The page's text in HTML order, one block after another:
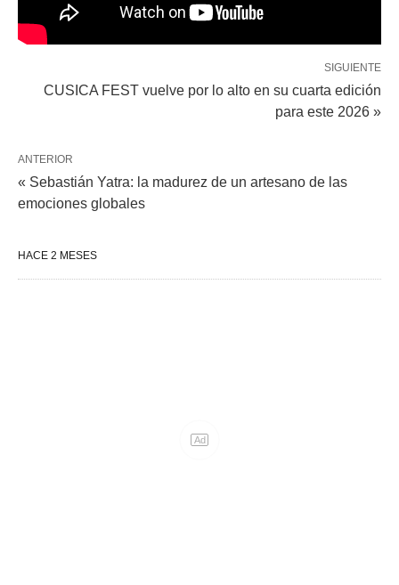
SIGUIENTE
CUSICA FEST vuelve por lo alto en su cuarta edición
para este 2026 »
ANTERIOR
« Sebastián Yatra: la madurez de un artesano de las
emociones globales
HACE 2 MESES